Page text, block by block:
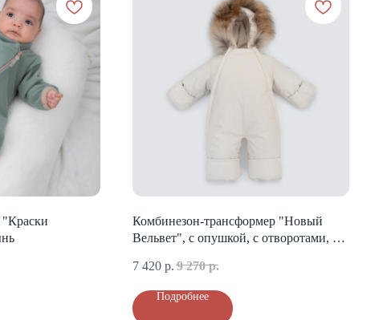
"Краски
Комбинезон-трансформер "Новый
Вельвет", с опушкой, с отворотами, 3
7 420 р. 9 270 р.
Подробнее